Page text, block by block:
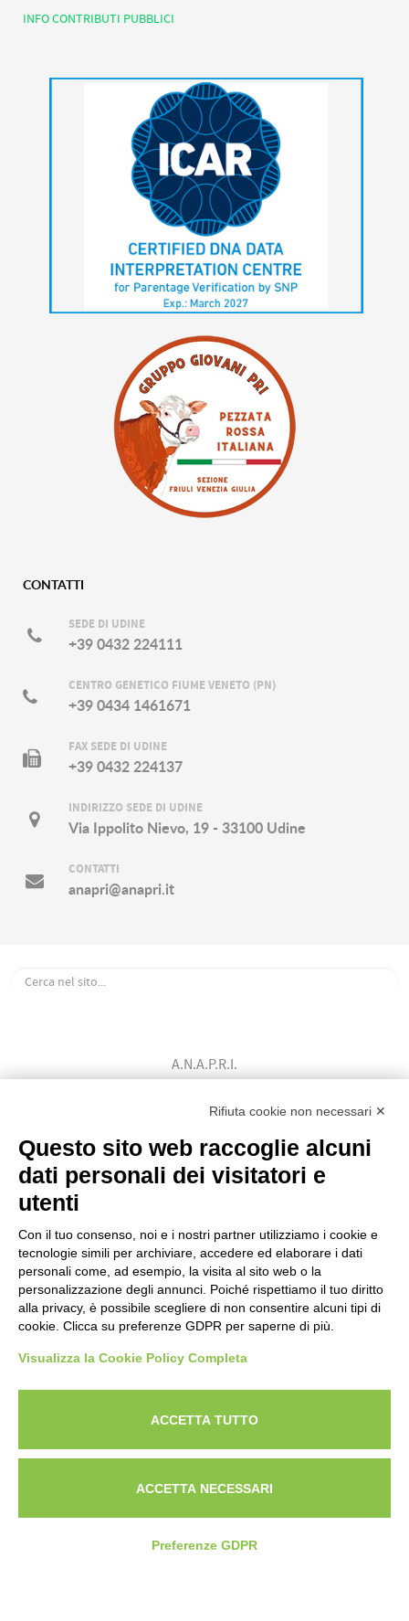
INFO CONTRIBUTI PUBBLICI
CONTATTI
SEDE DI UDINE
+39 0432 224111
CENTRO GENETICO FIUME VENETO (PN)
+39 0434 1461671
FAX SEDE DI UDINE
+39 0432 224137
INDIRIZZO SEDE DI UDINE
Via Ippolito Nievo, 19 - 33100 Udine
CONTATTI
anapri@anapri.it
A.N.A.P.R.I.
Bovini di Razza Pezzata Rossa Italiana
Codice Fiscale: 80009310303
Powered byANAPRI Webmaster
Rifiuta cookie non necessari ✕
Questo sito web raccoglie alcuni
dati personali dei visitatori e
utenti
Con il tuo consenso, noi e i nostri partner utilizziamo i cookie e
tecnologie simili per archiviare, accedere ed elaborare i dati
personali come, ad esempio, la visita al sito web o la
personalizzazione degli annunci. Poiché rispettiamo il tuo diritto
alla privacy, è possibile scegliere di non consentire alcuni tipi di
cookie. Clicca su preferenze GDPR per saperne di più.
Visualizza la Cookie Policy Completa
ACCETTA TUTTO
ACCETTA NECESSARI
Preferenze GDPR